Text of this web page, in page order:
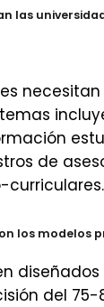
las
de
los modelos
del 75-